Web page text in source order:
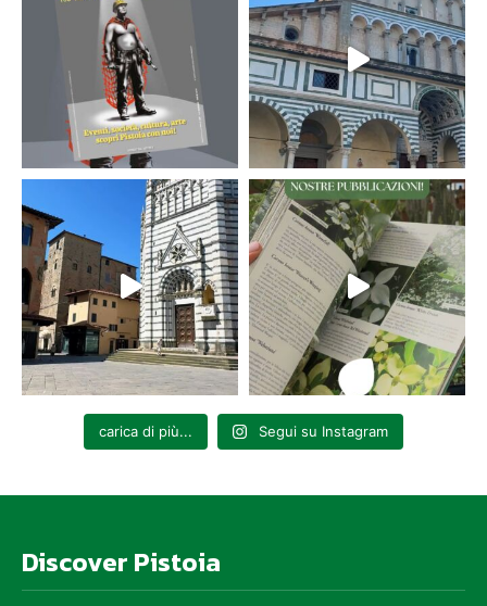
carica di più... Segui su Instagram
Discover Pistoia